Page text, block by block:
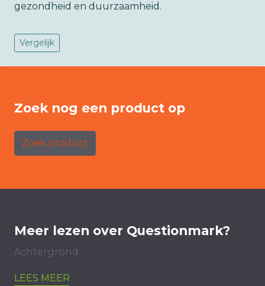
gezondheid en duurzaamheid.
Vergelijk
Zoek nog een product op
Zoek product
Meer lezen over Questionmark?
Achtergrond
LEES MEER